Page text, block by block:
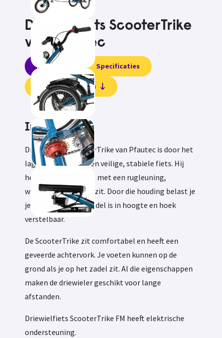
Driewielfiets ScooterTrike
van Pfautec
Informatie Specificaties
Beoordelingen (0)
Informatie
Driewielfiets ScooterTrike van Pfautec is door het
lage zwaartepunt een veilige, stabiele fiets. Hij
heeft een hoog zadel met een rugleuning,
waardoor je rechtop zit. Door die houding belast je
je knieën niet. Het zadel is in hoogte en hoek
verstelbaar.
De ScooterTrike zit comfortabel en heeft een
geveerde achtervork. Je voeten kunnen op de
grond als je op het zadel zit. Al die eigenschappen
maken de driewieler geschikt voor lange
afstanden.
Driewielfiets ScooterTrike FM heeft elektrische
ondersteuning.